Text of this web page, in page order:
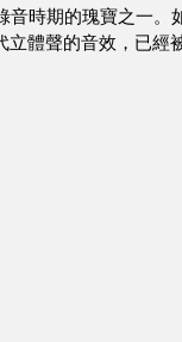
音時期的瑰寶之一。
體聲的音效，已經